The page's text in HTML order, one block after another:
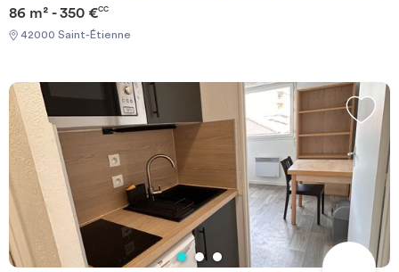
Garantie Visale obligatoirement et une assurance habitation+++
[ENG] CHECK-IN CAN ONLY BE DONE ON WEEKDAYS AND
NOT AT WEEKENDS +++You must provide a Visale Guarantee
86 m² - 350 €CC
42000 Saint-Étienne